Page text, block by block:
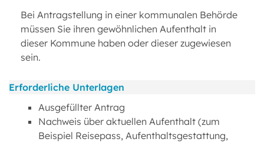
Bei Antragstellung in einer kommunalen Behörde
müssen Sie ihren gewöhnlichen Aufenthalt in
dieser Kommune haben oder dieser zugewiesen
sein.
Erforderliche Unterlagen
Ausgefüllter Antrag
Nachweis über aktuellen Aufenthalt (zum
Beispiel Reisepass, Aufenthaltsgestattung,